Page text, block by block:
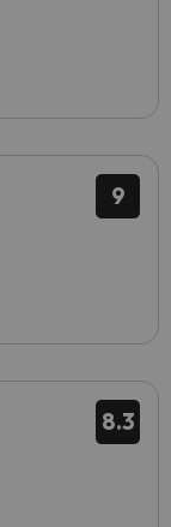
9
8.3